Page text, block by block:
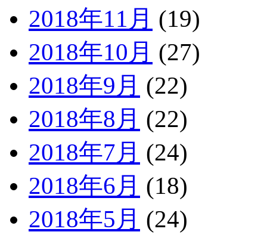
2018年11月 (19)
2018年10月 (27)
2018年9月 (22)
2018年8月 (22)
2018年7月 (24)
2018年6月 (18)
2018年5月 (24)